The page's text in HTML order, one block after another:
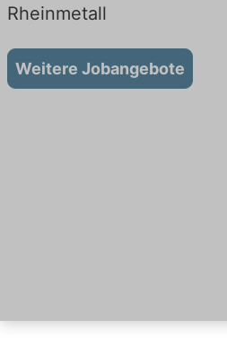
Rheinmetall
Weitere Jobangebote